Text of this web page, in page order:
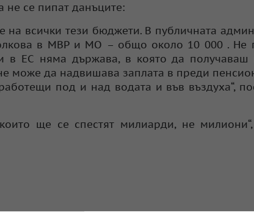
се пипат данъците:
на всички тези бюджети. В публичната
в МВР и МО – общо около 10 000 . Не
в ЕС няма държава, в която да получаваш
може да надвишава заплата в преди
под и над водата и във въздуха“,
ще се спестят милиарди, не